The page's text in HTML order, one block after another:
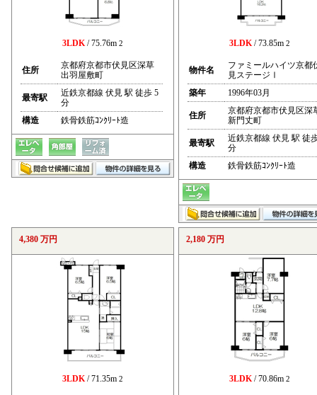
3LDK/ 75.76m 2
住所
京都府京都市伏見区深草
出羽屋敷町
最寄駅
近鉄京都線 伏見 駅 徒歩 5
分
構造
鉄骨鉄筋ｺﾝｸﾘｰﾄ造
3LDK/ 73.85m 2
物件名
ファミールハイツ京都
見ステージⅠ
築年
1996年03月
住所
京都府京都市伏見区深
新門丈町
最寄駅
近鉄京都線 伏見 駅 徒
分
構造
鉄骨鉄筋ｺﾝｸﾘｰﾄ造
4,380 万円
3LDK/ 71.35m 2
2,180 万円
3LDK/ 70.86m 2